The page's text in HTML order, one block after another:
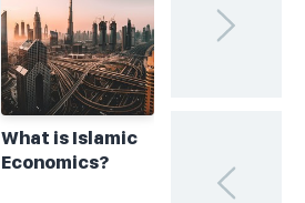
What is Islamic
Economics?
халяльное